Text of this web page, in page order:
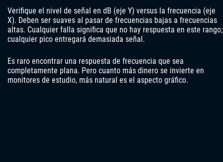
Verifique el nivel de señal en dB (eje Y) versus la frecuencia (eje
X). Deben ser suaves al pasar de frecuencias bajas a frecuencias
altas. Cualquier falla significa que no hay respuesta en este rango;
cualquier pico entregará demasiada señal.
Es raro encontrar una respuesta de frecuencia que sea
completamente plana. Pero cuanto más dinero se invierte en
monitores de estudio, más natural es el aspecto gráfico.